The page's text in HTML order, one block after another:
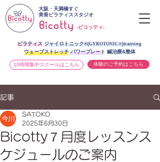
ピラティス ジャイロトニック®︎(GYROTONIC®)training
ウェーブストレッチ パワープレート 鍼治療&整体
10時間集中スクールはこちら 体験のご予約はこちら
大阪・天満橋すぐ
美骨ピラティススタジオ
-ビコッティ-
記事
Bicotty７月度レッスンス
ケジュールのご案内
SATOKO
2025年6月30日